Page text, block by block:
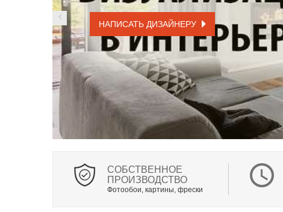
НАПИСАТЬ ДИЗАЙНЕРУ
CОБСТВЕННОЕ
ПРОИЗВОДСТВО
Фотообои, картины, фрески